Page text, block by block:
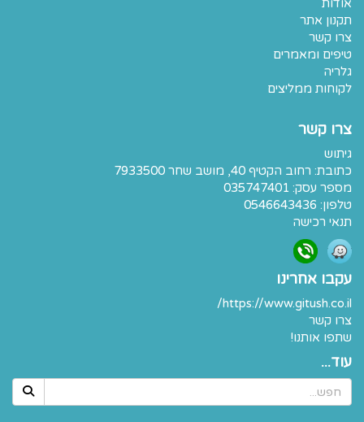
אודות
תקנון אתר
צרו קשר
טיפים ומאמרים
גלריה
לקוחות ממליצים
צרו קשר
גיתוש
כתובת: רחוב הקטיף 40, מושב שחר 7933500
מספר עסק: 035747401
טלפון: 0546643436
תנאי רכישה
עקבו אחרינו
https://www.gitush.co.il/
צרו קשר
שתפו אותנו!
עוד...